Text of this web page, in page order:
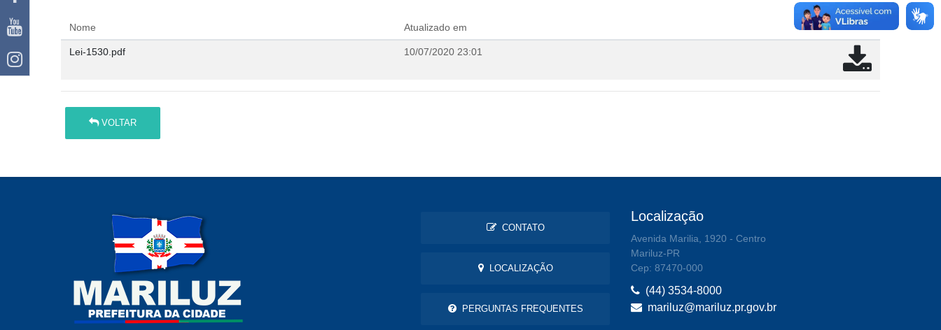
Nome Atualizado em
Lei-1530.pdf 10/07/2020 23:01
VOLTAR
CONTATO
LOCALIZAÇÃO
PERGUNTAS FREQUENTES
Localização
Avenida Marilia, 1920 - Centro
Mariluz-PR
Cep: 87470-000
(44) 3534-8000
mariluz@mariluz.pr.gov.br